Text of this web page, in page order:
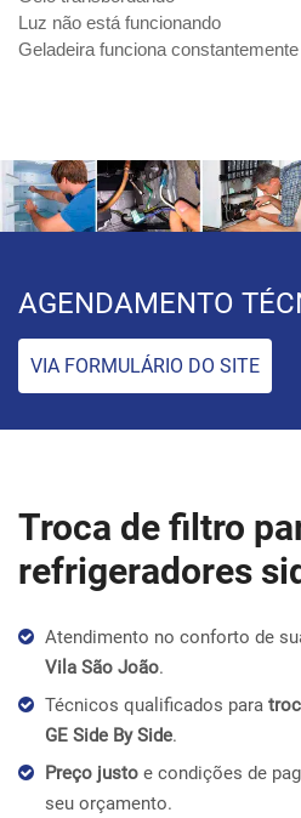
Luz não está funcionando
Geladeira funciona constantemente
AGENDAMENTO
VIA FORMULÁRIO DO SITE
Troca de filtro
refrigeradores
Atendimento no conforto de
Vila São João.
Técnicos qualificados para
GE Side By Side.
Preço justo e condições de
seu orçamento.